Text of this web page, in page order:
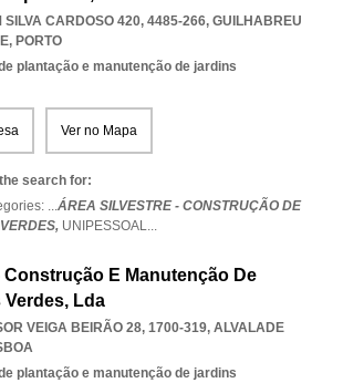
SILVA CARDOSO 420, 4485-266, GUILHABREU
, PORTO
plantação e manutenção de jardins
Ver no Mapa
search for:
...ÁREA SILVESTRE - CONSTRUÇÃO DE
UNIPESSOAL...
Construção E Manutenção De
Verdes, Lda
VEIGA BEIRÃO 28, 1700-319, ALVALADE
plantação e manutenção de jardins